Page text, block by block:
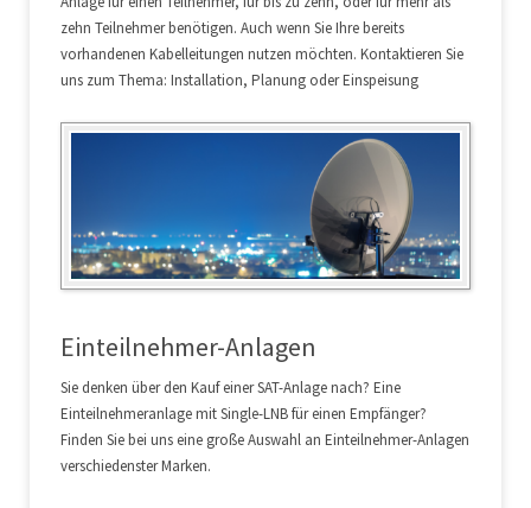
zehn Teilnehmer benötigen. Auch wenn Sie Ihre bereits
vorhandenen Kabelleitungen nutzen möchten. Kontaktieren Sie
uns zum Thema: Installation, Planung oder Einspeisung
Einteilnehmer-Anlagen
Sie denken über den Kauf einer SAT-Anlage nach? Eine
Einteilnehmeranlage mit Single-LNB für einen Empfänger?
Finden Sie bei uns eine große Auswahl an Einteilnehmer-Anlagen
verschiedenster Marken.